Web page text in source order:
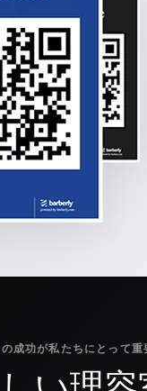
成功が私たちにとって重